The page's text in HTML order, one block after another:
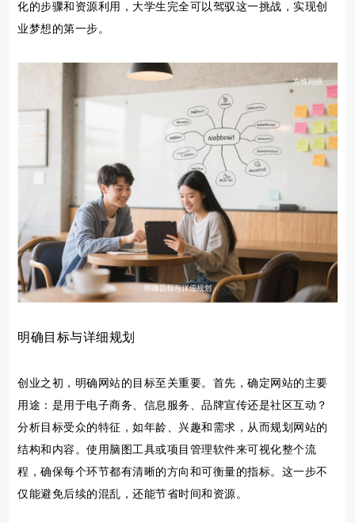
化的步骤和资源利用，大学生完全可以驾驭这一挑战，实现创
业梦想的第一步。
明确目标与详细规划
创业之初，明确网站的目标至关重要。首先，确定网站的主要
用途：是用于电子商务、信息服务、品牌宣传还是社区互动？
分析目标受众的特征，如年龄、兴趣和需求，从而规划网站的
结构和内容。使用脑图工具或项目管理软件来可视化整个流
程，确保每个环节都有清晰的方向和可衡量的指标。这一步不
仅能避免后续的混乱，还能节省时间和资源。